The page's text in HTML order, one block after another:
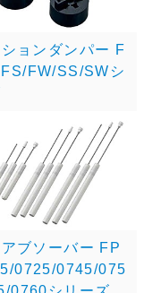
ョンダンパー F
FW/SS/SWシ
ブソーバー FP
0725/0745/075